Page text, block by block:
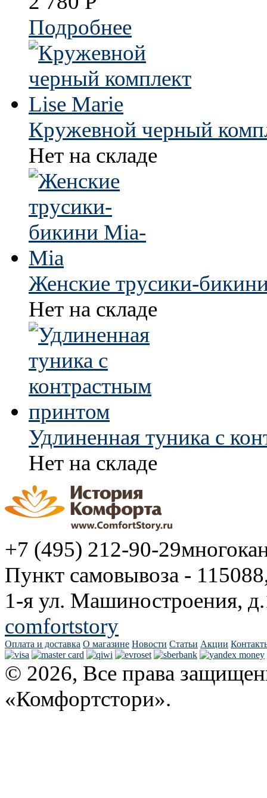
Подробнее
Кружевной черный
Нет на складе
Женские трусики-
Нет на складе
Удлиненная туника с
Нет на складе
+7 (495) 212-90-29
Пункт самовывоза -
1-я ул. Машиностроения,
comfortstory
Оплата и доставка О магазине Новости Статьи Акции
© 2026, Все права
«Комфортстори».